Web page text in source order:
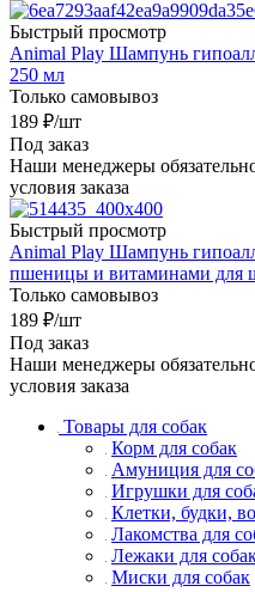
Быстрый просмотр
Animal Play Шампунь
250 мл
Только самовывоз
189 ₽/шт
Под заказ
Наши менеджеры
условия заказа
Быстрый просмотр
Animal Play Шампунь
пшеницы и витаминами для
Только самовывоз
189 ₽/шт
Под заказ
Наши менеджеры
условия заказа
Товары для собак
Корм для собак
Амуниция для
Игрушки для
Клетки, будки,
Лакомства для
Лежаки для
Миски для собак